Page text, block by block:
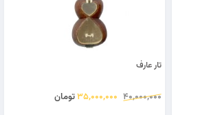
تار عارف
40,000,000
35,000,000تومان